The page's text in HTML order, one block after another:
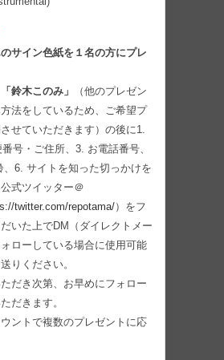
サイン色紙を１名の方にプレ
「鈴木このみ」
（他のプレゼン
法をしているため、ご希望プ
せていただきます）の後に1.
号・ご住所、3. お電話番号、
6. サイトを知った切っかけを
公式ツイッター＠
twitter.com/repotama/）をフ
いた上でDM（ダイレクトメー
ローしている場合に使用可能
りください。
だき次第、お早めにフォロー
だきます。
ントで複数のプレゼントに応